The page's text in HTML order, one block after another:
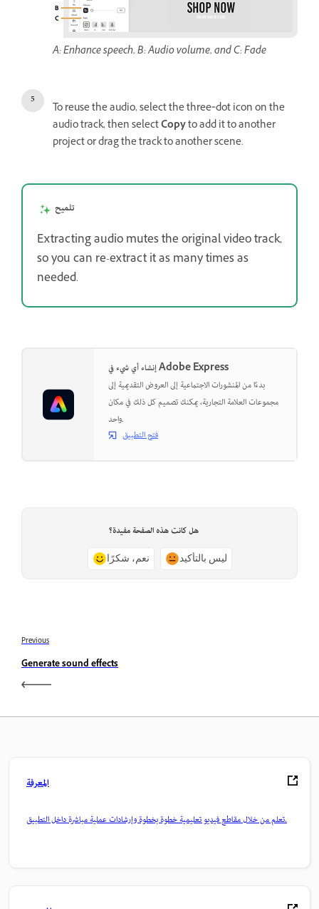
A: Enhance speech, B: Audio volume, and C: Fade
To reuse the audio, select the three‑dot icon on the
audio track, then selectCopyto add it to another
project or drag the track to another scene.
تلميح
Extracting audio mutes the original video track,
so you can re-extract it as many times as
needed.
إنشاء أي شيء في Adobe Express
بدءًا من المنشورات الاجتماعية إلى العروض التقديمية إلى
مجموعات العلامة التجارية، يمكنك تصميم كل ذلك في مكان
واحد.
فتح التطبيق
هل كانت هذه الصفحة مفيدة؟
نعم، شكرًا ليس بالتأكيد
Previous
Generate sound effects
المعرفة
تعلم من خلال مقاطع فيديو تعليمية خطوة بخطوة وإرشادات عملية مباشرة داخل التطبيق.